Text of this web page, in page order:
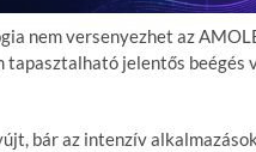
nem versenyezhet az
jelentős beégés
bár az intenzív